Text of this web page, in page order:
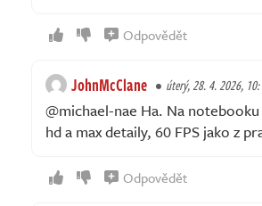
Odpovědět
JohnMcClane úterý, 28. 4. 2026,
@michael-nae Ha. Na
hd a max detaily, 60 FPS jako z
Odpovědět